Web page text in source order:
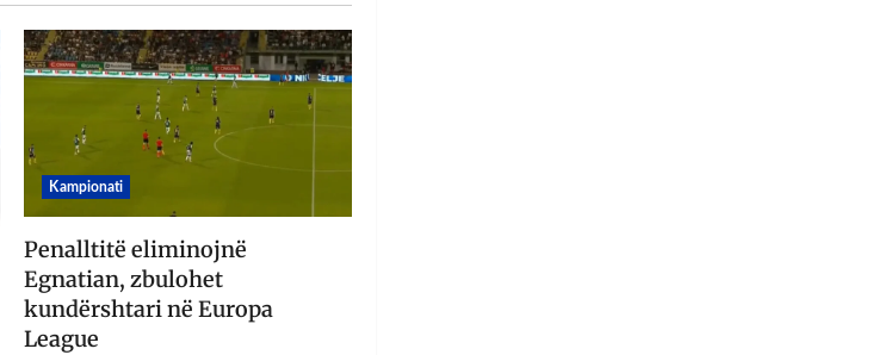
Kampionati
Penalltitë eliminojnë
Egnatian, zbulohet
kundërshtari në Europa
League